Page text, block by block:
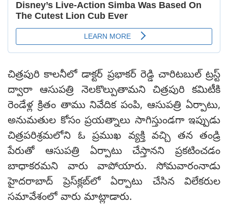
చిత్రపురి కాలనీలో డాక్టర్‌ ప్రభాకర్‌ రెడ్డి చారిటబుల్‌ ట్రస్ట్‌
ద్వారా ఆసుపత్రి నెలకొల్పుతామని చిత్రపురి కమిటీకి
రెండేళ్ల క్రితం తాము నివేదిక పంపి, ఆసుపత్రి ఏర్పాటు,
అనుమతుల కోసం ప్రయత్నాలు సాగిస్తుండగా ఇప్పుడు
చిత్రపరిశ్రమలోని ఓ ప్రముఖ వ్యక్తి వచ్చి తన తండ్రి
పేరుతో ఆసుపత్రి ఏర్పాటు చేస్తానని ప్రకటించడం
బాధాకరమని వారు వాపోయారు. సోమ‌వారంనాడు
హైద‌రాబాద్ ప్రెస్‌క్ల‌బ్‌లో ఏర్పాటు చేసిన విలేక‌రుల
స‌మావేశంలో వారు మాట్లాడారు.